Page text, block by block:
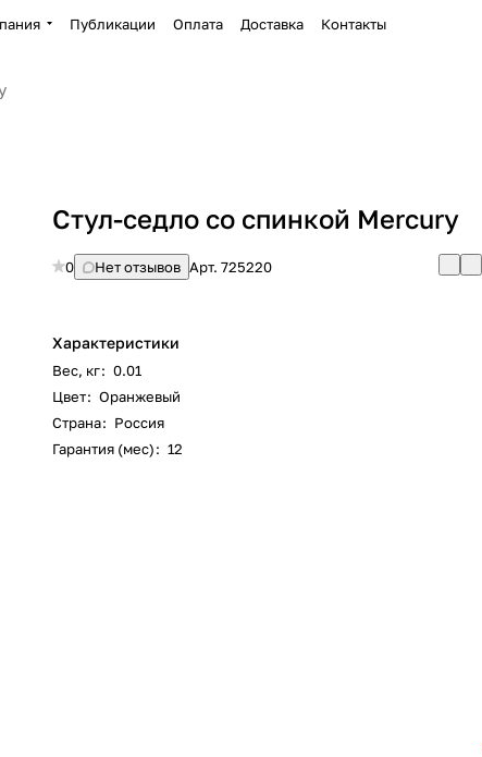
Публикации Оплата Доставка Контакты
Стул-седло со спинкой Mercury
0 Нет отзывов Арт.725220
Характеристики
Вес, кг: 0.01
Цвет: Оранжевый
Страна: Россия
Гарантия (мес): 12